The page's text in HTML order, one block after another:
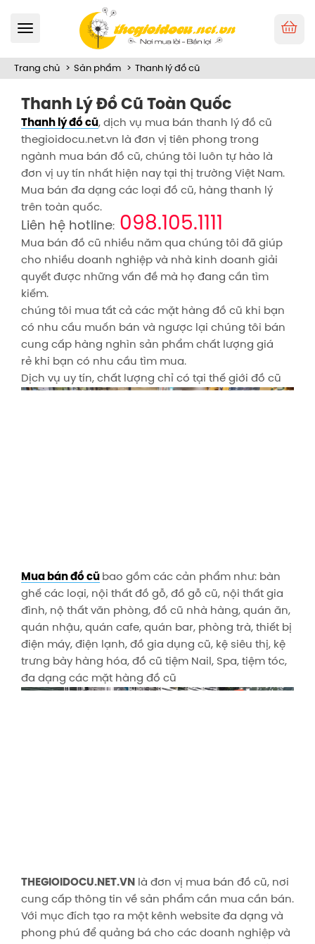
Toggle
Trang chủ Sản phẩm Thanh lý đồ cũ
Thanh Lý Đồ Cũ Toàn Quốc
Thanh lý đồ cũ, dịch vụ mua bán thanh lý đồ cũ
thegioidocu.net.vn là đơn vị tiên phong trong
ngành mua bán đồ cũ, chúng tôi luôn tự hào là
đơn vị uy tín nhất hiện nay tại thị trường Việt Nam.
Mua bán đa dạng các loại đồ cũ, hàng thanh lý
trên toàn quốc.
Liên hệ hotline: 098.105.1111
Mua bán đồ cũ nhiều năm qua chúng tôi đã giúp
cho nhiều doanh nghiệp và nhà kinh doanh giải
quyết được những vấn đề mà họ đang cần tìm
kiếm.
chúng tôi mua tất cả các mặt hàng đồ cũ khi bạn
có nhu cầu muốn bán và ngược lại chúng tôi bán
cung cấp hàng nghìn sản phẩm chất lượng giá
rẻ khi bạn có nhu cầu tìm mua.
Dịch vụ uy tín, chất lượng chỉ có tại thế giới đồ cũ
Mua bán đồ cũ bao gồm các cản phẩm như: bàn
ghế các loại, nội thất đồ gỗ, đồ gỗ cũ, nội thất gia
đình, nộ thất văn phòng, đồ cũ nhà hàng, quán ăn,
quán nhậu, quán cafe, quán bar, phòng trà, thiết bị
điện máy, điện lạnh, đồ gia dụng cũ, kệ siêu thị, kệ
trưng bày hàng hóa, đồ cũ tiệm Nail, Spa, tiệm tóc,
đa dạng các mặt hàng đồ cũ
THEGIOIDOCU.NET.VN là đơn vị mua bán đồ cũ, nơi
cung cấp thông tin về sản phẩm cần mua cần bán.
Với mục đích tạo ra một kênh website đa dạng và
phong phú để quảng bá cho các doanh nghiệp và